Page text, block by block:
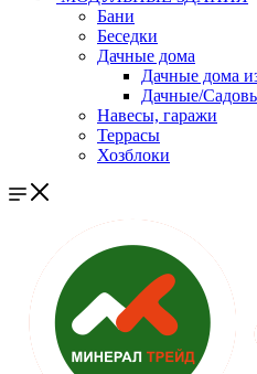
Бани
Беседки
Дачные дома
Дачные дома
Дачные/
Навесы, гаражи
Террасы
Хозблоки